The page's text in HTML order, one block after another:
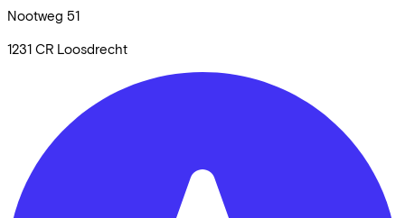
Nootweg 51
1231 CR Loosdrecht